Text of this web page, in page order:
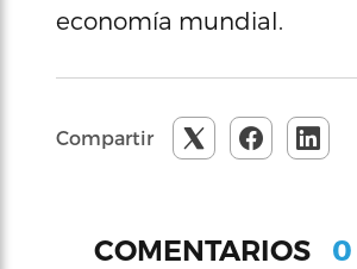
economía mundial.
Compartir
COMENTARIOS 0